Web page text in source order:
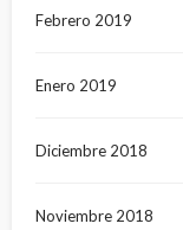
Febrero 2019
Enero 2019
Diciembre 2018
Noviembre 2018